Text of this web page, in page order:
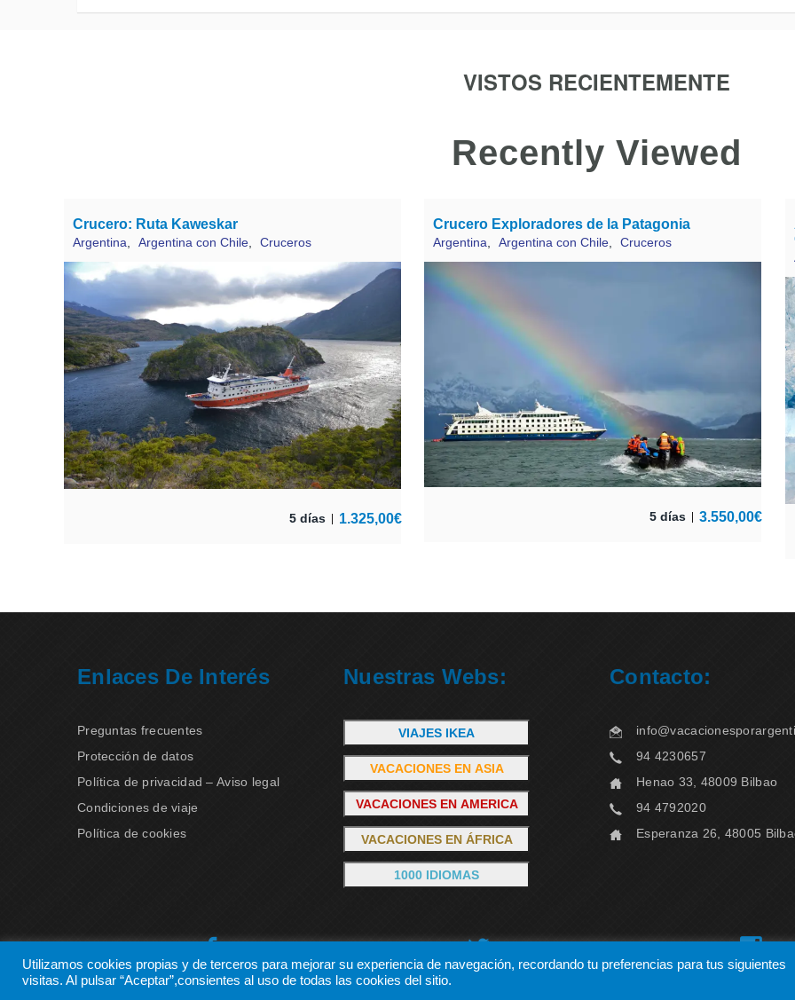
VISTOS RECIENTEMENTE
Recently Viewed
Crucero: Ruta Kaweskar
Argentina Argentina con Chile Cruceros
5 días 1.325,00€
Crucero Exploradores de la Patagonia
Argentina Argentina con Chile Cruceros
5 días 3.550,00€
Enlaces De Interés
Preguntas frecuentes
Protección de datos
Política de privacidad – Aviso legal
Condiciones de viaje
Política de cookies
Nuestras Webs:
VIAJES IKEA
VACACIONES EN ASIA
VACACIONES EN AMERICA
VACACIONES EN ÁFRICA
1000 IDIOMAS
Contacto:
94 4230657
Henao 33, 48009 Bilbao
94 4792020
Esperanza 26, 48005
Utilizamos cookies propias y de terceros para mejorar su experiencia de navegación, recordando tu preferencias para tus siguientes
visitas. Al pulsar “Aceptar”,consientes al uso de todas las cookies del sitio.